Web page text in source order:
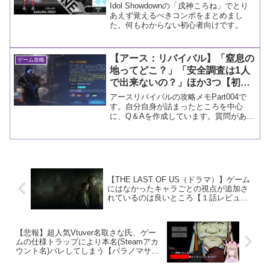
Idol Showdownの「戌神ころね」でとり
あえず覚えるべきコンボをまとめまし
た。何もわからない初心者向けです。
ゲーム攻略
【アース：リバイバル】「窒息の
地ってどこ？」「安全調査は1人
で出来ないの？」ほか3つ【初心
者が詰まりやすいところを攻略(Q
＆A)Part.004】
アースリバイバルの攻略メモPart004で
す。自分自身が詰まったところを中心
に、Q＆Aを作成しています。質問があれ
【THE LAST OF US（ドラマ）】ゲーム
にはなかったキャラごとの視点が追加さ
れているのは良いところ【１話レビュ
【悲報】超人気Vtuver名取さな氏、ゲー
ムの仕様トラップにより本名(Steamアカ
ウント名)バレしてしまう【パラノマサイ